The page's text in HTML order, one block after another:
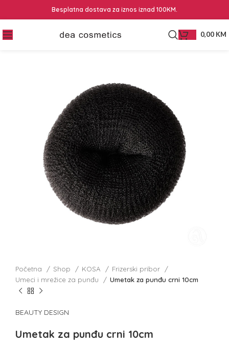
Besplatna dostava za iznos iznad 100KM.
0,00 KM
Početna Shop KOSA
Frizerski pribor
Umeci i mrežice za punđu
Umetak za punđu crni 10cm
BEAUTY DESIGN
Umetak za punđu crni 10cm